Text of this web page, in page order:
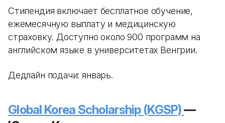
Стипендия включает бесплатное обучение,
ежемесячную выплату и медицинскую
страховку. Доступно около 900 программ на
английском языке в университетах Венгрии.
Дедлайн подачи: январь.
Global Korea Scholarship (KGSP)—